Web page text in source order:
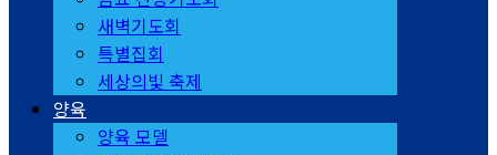
새벽기도회
특별집회
세상의빛 축제
양육
양육 모델